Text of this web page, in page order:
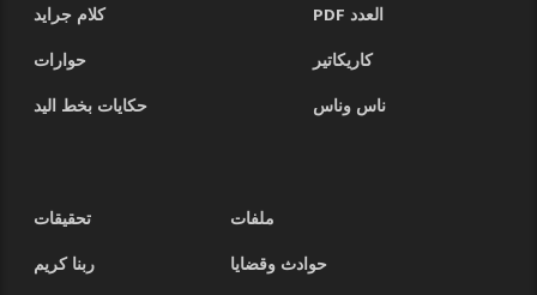
العدد PDF
كلام جرايد
كاريكاتير
حوارات
ناس وناس
حكايات بخط اليد
ملفات
تحقيقات
حوادث وقضايا
ربنا كريم